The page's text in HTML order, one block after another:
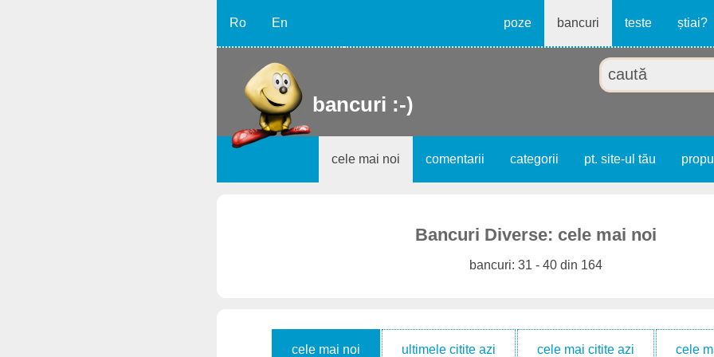
Ro En poze bancuri teste știai?
bancuri :-)
cele mai noi comentarii categorii pt. site-ul tău
Bancuri Diverse: cele mai noi
bancuri: 31 - 40 din 164
cele mai noi ultimele citite azi cele mai citite azi cele